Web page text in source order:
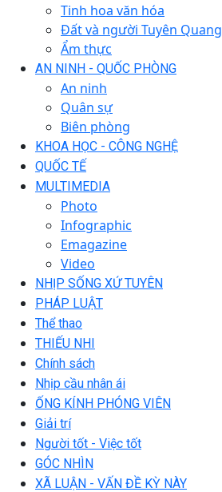
Tinh hoa văn hóa
Đất và người Tuyên Quang
Ẩm thực
AN NINH - QUỐC PHÒNG
An ninh
Quân sự
Biên phòng
KHOA HỌC - CÔNG NGHỆ
QUỐC TẾ
MULTIMEDIA
Photo
Infographic
Emagazine
Video
NHỊP SỐNG XỨ TUYÊN
PHÁP LUẬT
Thể thao
THIẾU NHI
Chính sách
Nhịp cầu nhân ái
ỐNG KÍNH PHÓNG VIÊN
Giải trí
Người tốt - Việc tốt
GÓC NHÌN
XÃ LUẬN - VẤN ĐỀ KỲ NÀY